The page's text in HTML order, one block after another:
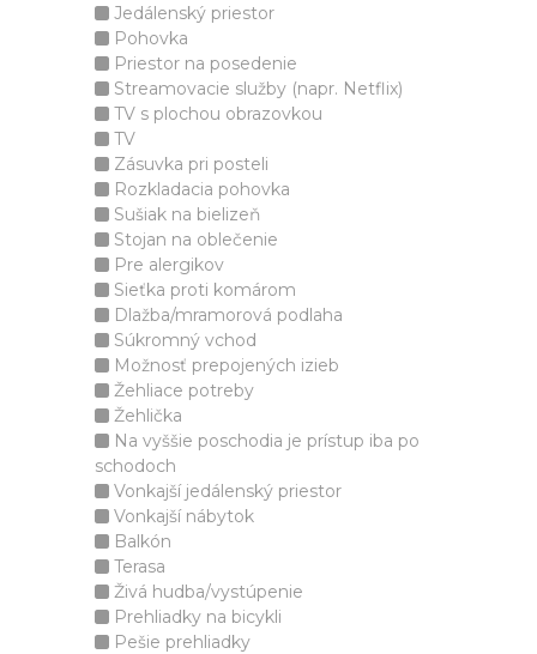
Jedálenský priestor
Pohovka
Priestor na posedenie
Streamovacie služby (napr. Netflix)
TV s plochou obrazovkou
TV
Zásuvka pri posteli
Rozkladacia pohovka
Sušiak na bielizeň
Stojan na oblečenie
Pre alergikov
Sieťka proti komárom
Dlažba/mramorová podlaha
Súkromný vchod
Možnosť prepojených izieb
Žehliace potreby
Žehlička
Na vyššie poschodia je prístup iba po
schodoch
Vonkajší jedálenský priestor
Vonkajší nábytok
Balkón
Terasa
Živá hudba/vystúpenie
Prehliadky na bicykli
Pešie prehliadky